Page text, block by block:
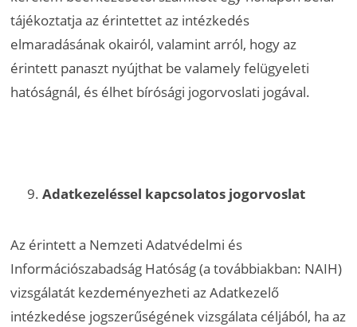
tájékoztatja az érintettet az intézkedés
elmaradásának okairól, valamint arról, hogy az
érintett panaszt nyújthat be valamely felügyeleti
hatóságnál, és élhet bírósági jogorvoslati jogával.
Adatkezeléssel kapcsolatos jogorvoslat
Az érintett a Nemzeti Adatvédelmi és
Információszabadság Hatóság (a továbbiakban: NAIH)
vizsgálatát kezdeményezheti az Adatkezelő
intézkedése jogszerűségének vizsgálata céljából, ha az